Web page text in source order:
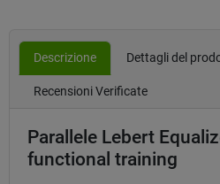
Descrizione Dettagli del
Recensioni Verificate
Parallele Lebert
functional training